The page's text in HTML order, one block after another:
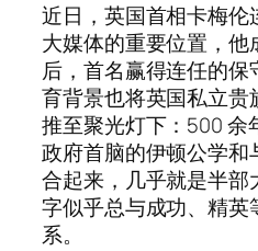
近日，英国首相卡梅伦
大媒体的重要位置，他
后，首名赢得连任的
育背景也将英国私立贵
推至聚光灯下：500 余
政府首脑的伊顿公学和
合起来，几乎就是半部
字似乎总与成功、精英
系。